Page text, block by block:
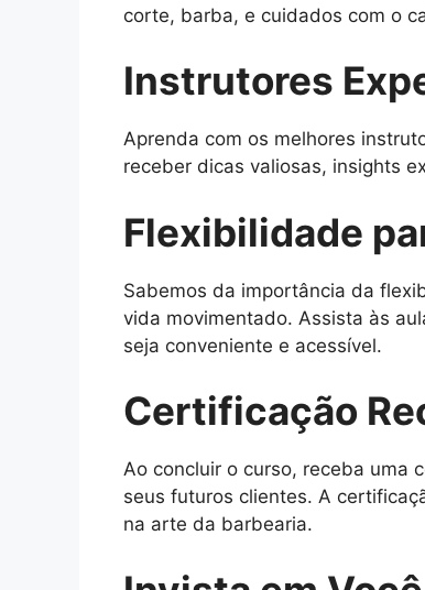
corte, barba, e cuidados com o
Instrutores
Aprenda com os melhores
receber dicas valiosas, insights
Flexibilidade
Sabemos da importância da
vida movimentado. Assista às
seja conveniente e acessível.
Certificação
Ao concluir o curso, receba uma
seus futuros clientes. A
na arte da barbearia.